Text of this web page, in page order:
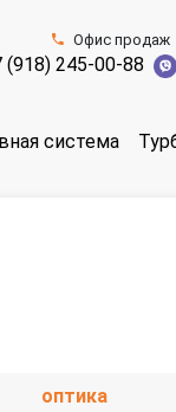
Офис продаж
(918) 245-00-88
система
оптика